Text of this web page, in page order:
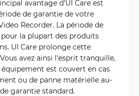
avantage d'UI Care est
de garantie de votre
Recorder. La période de
la plupart des produits
UI Care prolonge cette
avez ainsi l'esprit tranquille,
est couvert en cas
ou de panne matérielle au-
garantie standard.